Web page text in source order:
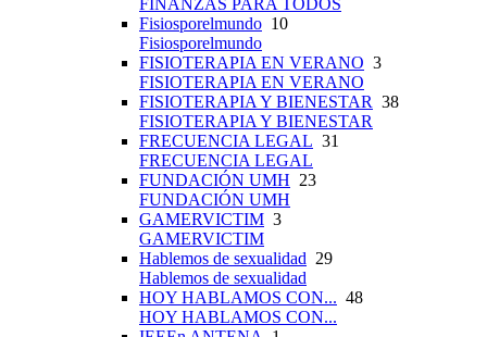
FINANZAS PARA TODOS
Fisiosporelmundo 10
Fisiosporelmundo
FISIOTERAPIA EN VERANO 3
FISIOTERAPIA EN VERANO
FISIOTERAPIA Y BIENESTAR 38
FISIOTERAPIA Y BIENESTAR
FRECUENCIA LEGAL 31
FRECUENCIA LEGAL
FUNDACIÓN UMH 23
FUNDACIÓN UMH
GAMERVICTIM 3
GAMERVICTIM
Hablemos de sexualidad 29
Hablemos de sexualidad
HOY HABLAMOS CON... 48
HOY HABLAMOS CON...